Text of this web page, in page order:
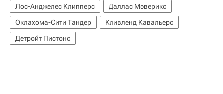
Лос-Анджелес Клипперс
Даллас Мэверикс
Оклахома-Сити Тандер
Кливленд Кавальерс
Детройт Пистонс